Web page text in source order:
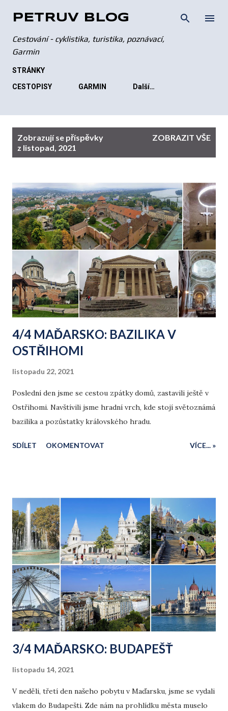
Přeskočit na hlavní obsah
PETRŮV BLOG
Cestování - cyklistika, turistika, poznávací,
Garmin
STRÁNKY
CESTOPISY
GARMIN Další…
Zobrazují se příspěvky
z listopad, 2021
ZOBRAZIT VŠE
4/4 MAĎARSKO: BAZILIKA V
OSTŘIHOMI
listopadu 22, 2021
Poslední den jsme se cestou zpátky domů, zastavili ještě v
Ostřihomi. Navštívili jsme hradní vrch, kde stojí světoznámá
bazilika a pozůstatky královského hradu.
SDÍLET OKOMENTOVAT VÍCE... »
3/4 MAĎARSKO: BUDAPEŠŤ
listopadu 14, 2021
V neděli, třetí den našeho pobytu v Maďarsku, jsme se vydali
vlakem do Budapešti. Zde nám na prohlídku města muselo